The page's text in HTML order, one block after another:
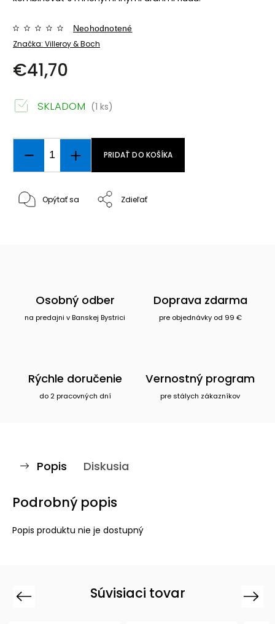
Značka: Villeroy & Boch
Neohodnotené
€41,70
SKLADOM (1 ks)
PRIDAŤ DO KOŠÍKA
Opýtať sa Zdieľať
Osobný odber
na predajni v Banskej Bystrici
Doprava zdarma
pre objednávky od 99 €
Rýchle doručenie
do 2 pracovných dní
Vernostný program
pre stálych zákazníkov
Popis Diskusia
Podrobný popis
Popis produktu nie je dostupný
Súvisiaci tovar
Previous Next